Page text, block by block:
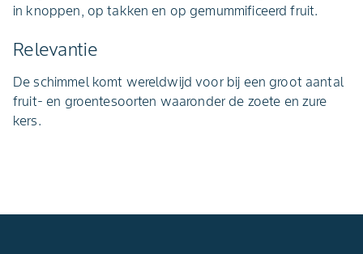
in knoppen, op takken en op gemummificeerd fruit.
Relevantie
De schimmel komt wereldwijd voor bij een groot aantal
fruit- en groentesoorten waaronder de zoete en zure
kers.